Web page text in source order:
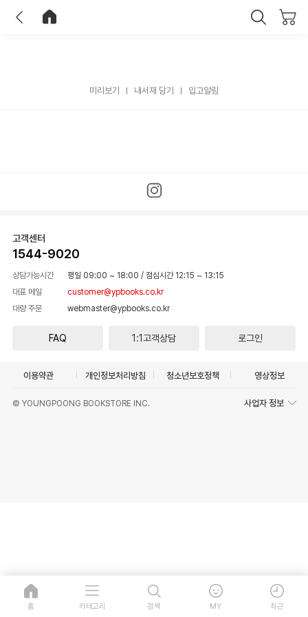
미리보기 내서재 담기 입고알림
고객센터
1544-9020
상담가능시간 평일 09:00 ~ 18:00 / 점심시간 12:15 ~ 13:15
대표 메일
customer@ypbooks.co.kr
대량 주문
webmaster@ypbooks.co.kr
FAQ 1:1고객상담 로그인
이용약관 개인정보처리방침 청소년보호정책 영상정보
© YOUNGPOONG BOOKSTORE INC. 사업자 정보
홈 카테고리 검색 MY 최근